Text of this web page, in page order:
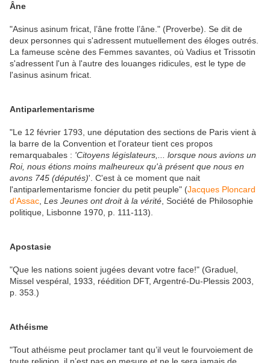
Âne
"Asinus asinum fricat, l’âne frotte l’âne." (Proverbe). Se dit de
deux personnes qui s'adressent mutuellement des éloges outrés.
La fameuse scène des Femmes savantes, où Vadius et Trissotin
s'adressent l'un à l'autre des louanges ridicules, est le type de
l'asinus asinum fricat.
Antiparlementarisme
"Le 12 février 1793, une députation des sections de Paris vient à
la barre de la Convention et l'orateur tient ces propos
remarquabales : 'Citoyens législateurs,... lorsque nous avions un
Roi, nous étions moins malheureux qu'à présent que nous en
avons 745 (députés)'. C'est à ce moment que nait
l'antiparlementarisme foncier du petit peuple" (Jacques Ploncard
d'Assac Les Jeunes ont droit à la vérité , Société de Philosophie
politique, Lisbonne 1970, p. 111-113).
Apostasie
"Que les nations soient jugées devant votre face!" (Graduel,
Missel vespéral, 1933, réédition DFT, Argentré-Du-Plessis 2003,
p. 353.)
Athéisme
"Tout athéisme peut proclamer tant qu’il veut le fourvoiement de